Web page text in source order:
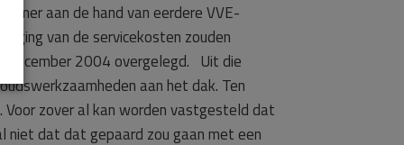
aan de hand van eerdere VVE-
van de servicekosten zouden
december 2004 overgelegd. Uit die
aan het dak. Ten
zover al kan worden vastgesteld dat
niet dat dat gepaard zou gaan met een